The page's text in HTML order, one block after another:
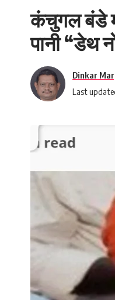
कंचुगल बंडे
पानी “डेथ
Last
Dinkar